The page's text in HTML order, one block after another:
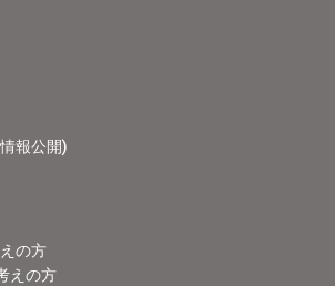
報公開)
の方
えの方